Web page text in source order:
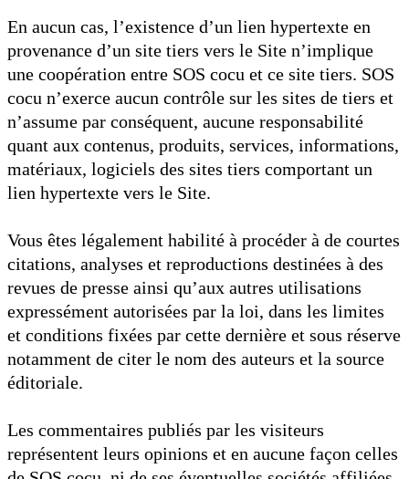
En aucun cas, l’existence d’un lien hypertexte en
provenance d’un site tiers vers le Site n’implique
une coopération entre SOS cocu et ce site tiers. SOS
cocu n’exerce aucun contrôle sur les sites de tiers et
n’assume par conséquent, aucune responsabilité
quant aux contenus, produits, services, informations,
matériaux, logiciels des sites tiers comportant un
lien hypertexte vers le Site.
Vous êtes légalement habilité à procéder à de courtes
citations, analyses et reproductions destinées à des
revues de presse ainsi qu’aux autres utilisations
expressément autorisées par la loi, dans les limites
et conditions fixées par cette dernière et sous réserve
notamment de citer le nom des auteurs et la source
éditoriale.
Les commentaires publiés par les visiteurs
représentent leurs opinions et en aucune façon celles